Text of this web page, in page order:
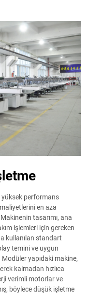
yüksek performans
en aza
tasarımı, ana
işlemleri için gereken
kullanılan standart
temini ve uygun
yapıdaki makine,
kalmadan hızlıca
verimli motorlar ve
böylece düşük işletme